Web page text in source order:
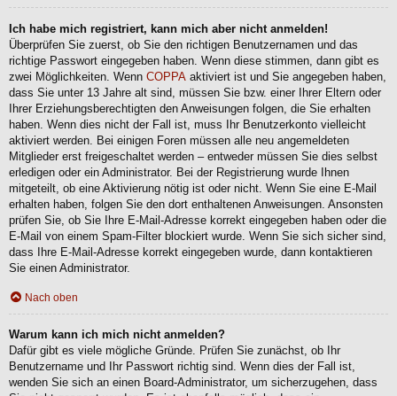
Ich habe mich registriert, kann mich aber nicht anmelden!
Überprüfen Sie zuerst, ob Sie den richtigen Benutzernamen und das
richtige Passwort eingegeben haben. Wenn diese stimmen, dann gibt es
zwei Möglichkeiten. Wenn COPPA aktiviert ist und Sie angegeben haben,
dass Sie unter 13 Jahre alt sind, müssen Sie bzw. einer Ihrer Eltern oder
Ihrer Erziehungsberechtigten den Anweisungen folgen, die Sie erhalten
haben. Wenn dies nicht der Fall ist, muss Ihr Benutzerkonto vielleicht
aktiviert werden. Bei einigen Foren müssen alle neu angemeldeten
Mitglieder erst freigeschaltet werden – entweder müssen Sie dies selbst
erledigen oder ein Administrator. Bei der Registrierung wurde Ihnen
mitgeteilt, ob eine Aktivierung nötig ist oder nicht. Wenn Sie eine E-Mail
erhalten haben, folgen Sie den dort enthaltenen Anweisungen. Ansonsten
prüfen Sie, ob Sie Ihre E-Mail-Adresse korrekt eingegeben haben oder die
E-Mail von einem Spam-Filter blockiert wurde. Wenn Sie sich sicher sind,
dass Ihre E-Mail-Adresse korrekt eingegeben wurde, dann kontaktieren
Sie einen Administrator.
Nach oben
Warum kann ich mich nicht anmelden?
Dafür gibt es viele mögliche Gründe. Prüfen Sie zunächst, ob Ihr
Benutzername und Ihr Passwort richtig sind. Wenn dies der Fall ist,
wenden Sie sich an einen Board-Administrator, um sicherzugehen, dass